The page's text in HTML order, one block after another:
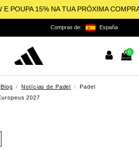
E POUPA 15% NA TUA PRÓXIMA
Compras de: España
0
Blog Notícias de Padel
Padel
2027